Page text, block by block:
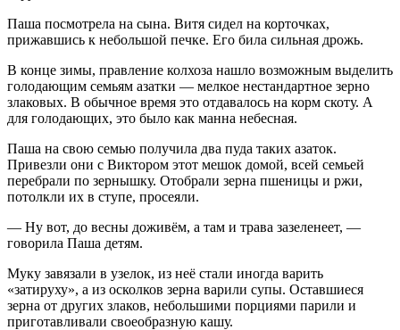
Паша посмотрела на сына. Витя сидел на корточках,
прижавшись к небольшой печке. Его била сильная дрожь.
В конце зимы, правление колхоза нашло возможным выделить
голодающим семьям азатки — мелкое нестандартное зерно
злаковых. В обычное время это отдавалось на корм скоту. А
для голодающих, это было как манна небесная.
Паша на свою семью получила два пуда таких азаток.
Привезли они с Виктором этот мешок домой, всей семьей
перебрали по зернышку. Отобрали зерна пшеницы и ржи,
потолкли их в ступе, просеяли.
— Ну вот, до весны доживём, а там и трава зазеленеет, —
говорила Паша детям.
Муку завязали в узелок, из неё стали иногда варить
«затируху», а из осколков зерна варили супы. Оставшиеся
зерна от других злаков, небольшими порциями парили и
приготавливали своеобразную кашу.